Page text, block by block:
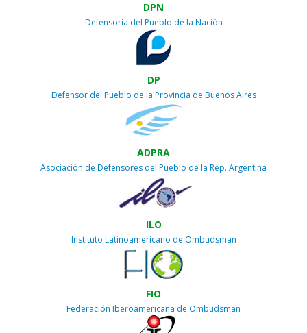
DPN
Defensoría del Pueblo de la Nación
DP
Defensor del Pueblo de la Provincia de Buenos Aires
ADPRA
Asociación de Defensores del Pueblo de la Rep. Argentina
ILO
Instituto Latinoamericano de Ombudsman
FIO
Federación Iberoamericana de Ombudsman